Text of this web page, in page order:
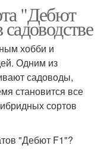
"Дебют
хобби и
Одним из
садоводы,
становится все
сортов
"Дебют F1"?